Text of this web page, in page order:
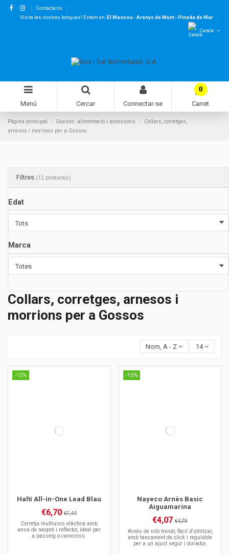
Contacta'ns
Visita les nostres botigues! Estem en:El Masnou-Arenys de Munt-Pineda de Mar
Català
Menú Cercar Connectar-se
0
Carret
Pàgina principal Gossos: alimentació i accessoris
Collars, corretges,
arnesos i morrions per a Gossos
Collars, corretges, arnesos i
morrions per a Gossos
Nom, A - Z 14
-10%
Halti All-in-One Lead Blau
€6,70 €7,44
Corretja multiusos elàstica amb
ansa de neoprè i reflector, ideal per
a passeig o canicross.
-15%
Nayeco Arnès Basic
Aiguamarina
€4,07€4,79
Arnès de niló trenat, fàcil d'utilitzar,
amb tancament de click i regulable
per a un ajust segur i durador.
Filtres (12 productos)
Edat
Marca